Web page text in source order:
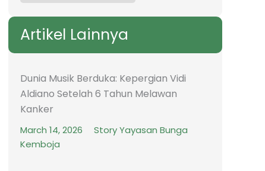
Artikel Lainnya
Dunia Musik Berduka: Kepergian Vidi
Aldiano Setelah 6 Tahun Melawan
Kanker
March 14, 2026
Story Yayasan Bunga
Kemboja